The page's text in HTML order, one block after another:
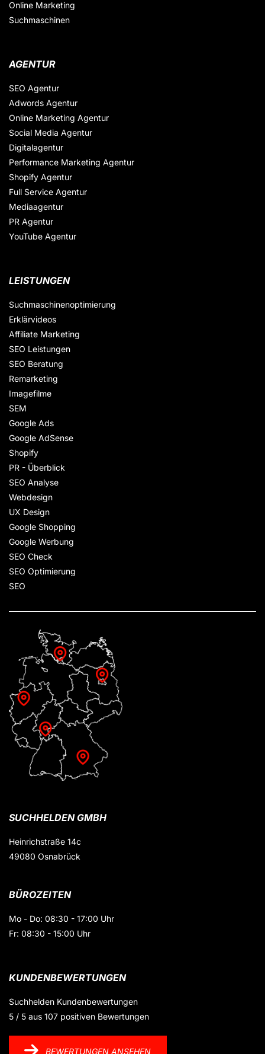
Online Marketing
Suchmaschinen
AGENTUR
SEO Agentur
Adwords Agentur
Online Marketing Agentur
Social Media Agentur
Digitalagentur
Performance Marketing Agentur
Shopify Agentur
Full Service Agentur
Mediaagentur
PR Agentur
YouTube Agentur
LEISTUNGEN
Suchmaschinenoptimierung
Erklärvideos
Affiliate Marketing
SEO Leistungen
SEO Beratung
Remarketing
Imagefilme
SEM
Google Ads
Google AdSense
Shopify
PR - Überblick
SEO Analyse
Webdesign
UX Design
Google Shopping
Google Werbung
SEO Check
SEO Optimierung
SEO
SUCHHELDEN GMBH
Heinrichstraße 14c
49080 Osnabrück
BÜROZEITEN
Mo - Do: 08:30 - 17:00 Uhr
Fr: 08:30 - 15:00 Uhr
KUNDENBEWERTUNGEN
Suchhelden Kundenbewertungen
5 / 5 aus 107 positiven Bewertungen
BEWERTUNGEN ANSEHEN